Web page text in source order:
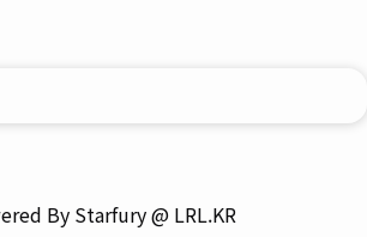
By Starfury @ LRL.KR